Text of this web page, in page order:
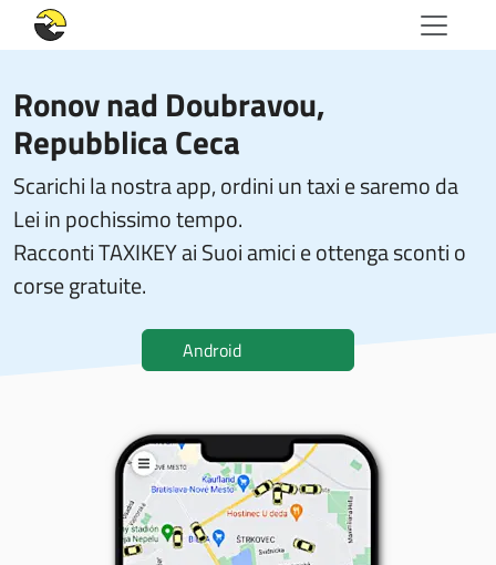
Ronov nad Doubravou,
Repubblica Ceca
Scarichi la nostra app, ordini un taxi e saremo da
Lei in pochissimo tempo.
Racconti TAXIKEY ai Suoi amici e ottenga sconti o
corse gratuite.
Android